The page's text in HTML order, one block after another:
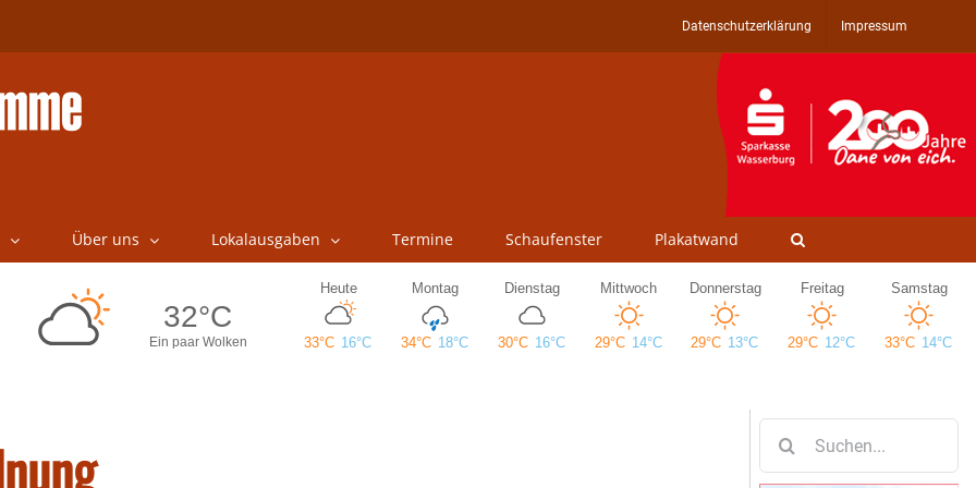
Datenschutzerklärung Impressum
Über uns Lokalausgaben Termine Schaufenster Plakatwand
nach: